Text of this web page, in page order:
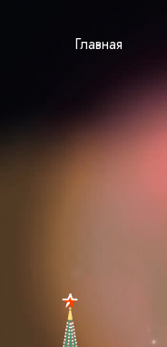
Главная